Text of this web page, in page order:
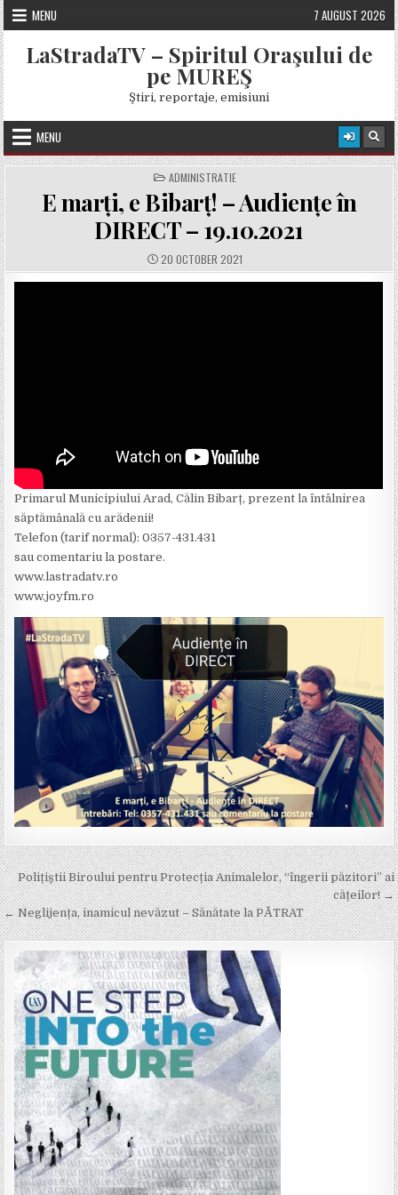
Skip
to
content
MENU 7 AUGUST 2026
LaStradaTV – Spiritul Oraşului de
pe MUREŞ
Ştiri, reportaje, emisiuni
MENU
POSTED
IN
ADMINISTRATIE
E marți, e Bibarț! – Audiențe în
DIRECT – 19.10.2021
PUBLISHED
DATE:
20 OCTOBER 2021
Primarul Municipiului Arad, Călin Bibarț, prezent la întâlnirea
săptămânală cu arădenii!
Telefon (tarif normal): 0357-431.431
sau comentariu la postare.
www.lastradatv.ro
www.joyfm.ro
Post
navigation
Polițiștii Biroului pentru Protecția Animalelor, “îngerii păzitori” ai
cățeilor! →
← Neglijența, inamicul nevăzut – Sănătate la PĂTRAT